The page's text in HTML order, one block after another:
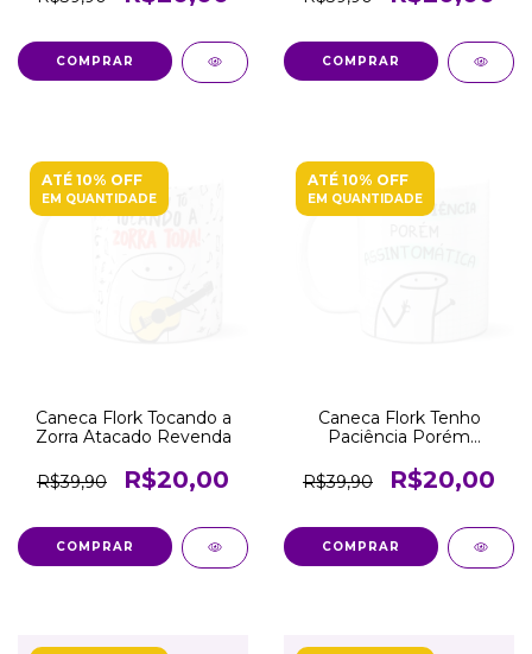
COMPRAR COMPRAR
ATÉ 10% OFF
EM QUANTIDADE
Caneca Flork Tocando a
Zorra Atacado Revenda
R$39,90 R$20,00
COMPRAR
ATÉ 10% OFF
EM QUANTIDADE
Caneca Flork Tenho
Paciência Porém
Revenda
R$39,90 R$20,00
COMPRAR